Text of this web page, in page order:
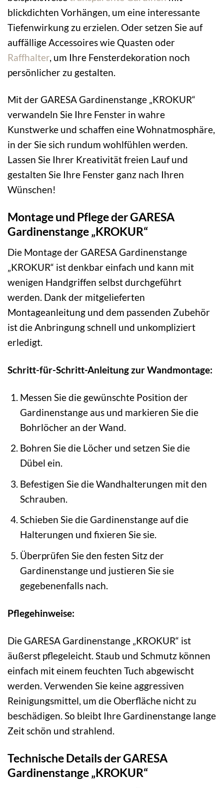
blickdichten Vorhängen, um eine interessante
Tiefenwirkung zu erzielen. Oder setzen Sie auf
auffällige Accessoires wie Quasten oder
Raffhalter , um Ihre Fensterdekoration noch
persönlicher zu gestalten.
Mit der GARESA Gardinenstange „KROKUR“
verwandeln Sie Ihre Fenster in wahre
Kunstwerke und schaffen eine Wohnatmosphäre,
in der Sie sich rundum wohlfühlen werden.
Lassen Sie Ihrer Kreativität freien Lauf und
gestalten Sie Ihre Fenster ganz nach Ihren
Wünschen!
Montage und Pflege der GARESA
Gardinenstange „KROKUR“
Die Montage der GARESA Gardinenstange
„KROKUR“ ist denkbar einfach und kann mit
wenigen Handgriffen selbst durchgeführt
werden. Dank der mitgelieferten
Montageanleitung und dem passenden Zubehör
ist die Anbringung schnell und unkompliziert
erledigt.
Schritt-für-Schritt-Anleitung zur Wandmontage:
Messen Sie die gewünschte Position der
Gardinenstange aus und markieren Sie die
Bohrlöcher an der Wand.
Bohren Sie die Löcher und setzen Sie die
Dübel ein.
Befestigen Sie die Wandhalterungen mit den
Schrauben.
Schieben Sie die Gardinenstange auf die
Halterungen und fixieren Sie sie.
Überprüfen Sie den festen Sitz der
Gardinenstange und justieren Sie sie
gegebenenfalls nach.
Pflegehinweise:
Die GARESA Gardinenstange „KROKUR“ ist
äußerst pflegeleicht. Staub und Schmutz können
einfach mit einem feuchten Tuch abgewischt
werden. Verwenden Sie keine aggressiven
Reinigungsmittel, um die Oberfläche nicht zu
beschädigen. So bleibt Ihre Gardinenstange lange
Zeit schön und strahlend.
Technische Details der GARESA
Gardinenstange „KROKUR“